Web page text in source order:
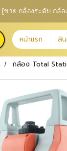
ขาย กล้องระดับ กล้
หน้าแรก สิ
กล้อง Total